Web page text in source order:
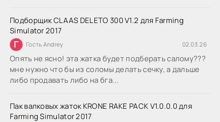
Подборщик CLAAS DELETO 300 V1.2 для Farming
Simulator 2017
Г Гость Andrey 02.03.26
Опять не ясно! эта жатка будет подберать салому???
мне нужно что бы из соломы делать сечку, а дальше
либо продавать либо на бга...
Пак валковых жаток KRONE RAKE PACK V1.0.0.0 для
Farming Simulator 2017